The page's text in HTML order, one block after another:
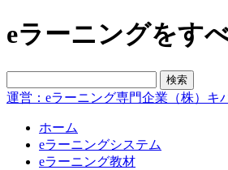
eラーニングをす
運営：eラーニング専門企業（株）キ
ホーム
eラーニングシステム
eラーニング教材